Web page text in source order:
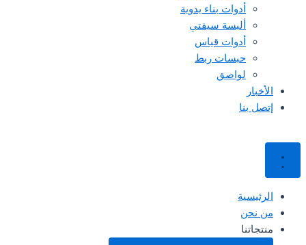
أدوات بناء يدوية
ألبسة سيفتي
أدوات قياس
حبسات ربط
لواصق
الأخبار
إتصل بنا
الرئيسية
من نحن
منتجاتنا